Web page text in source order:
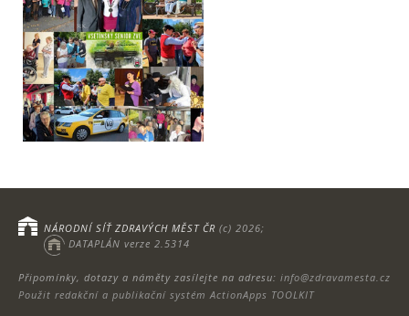
Připomínky, dotazy a náměty zasílejte na adresu: info@zdravamesta.cz
Použit redakční a publikační systém ActionApps TOOLKIT
NÁRODNÍ SÍŤ ZDRAVÝCH MĚST ČR (c) 2026;
DATAPLÁN verze 2.5314